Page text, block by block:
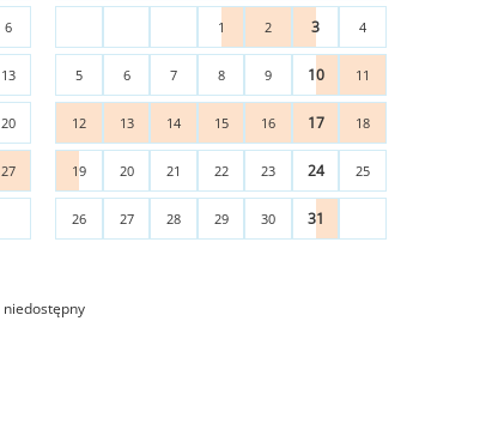
6
13
20
27
1 2 3 4
5 6 7 8 9 10 11
12 13 14 15 16 17 18
19 20 21 22 23 24 25
26 27 28 29 30 31
niedostępny